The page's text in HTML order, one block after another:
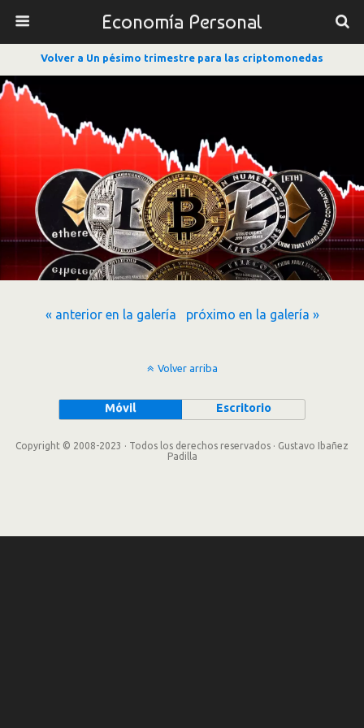
Economía Personal
Volver a Un pésimo trimestre para las criptomonedas
« anterior en la galería próximo en la galería »
Volver arriba
Móvil Escritorio
Copyright © 2008-2023 · Todos los derechos reservados · Gustavo Ibañez
Padilla